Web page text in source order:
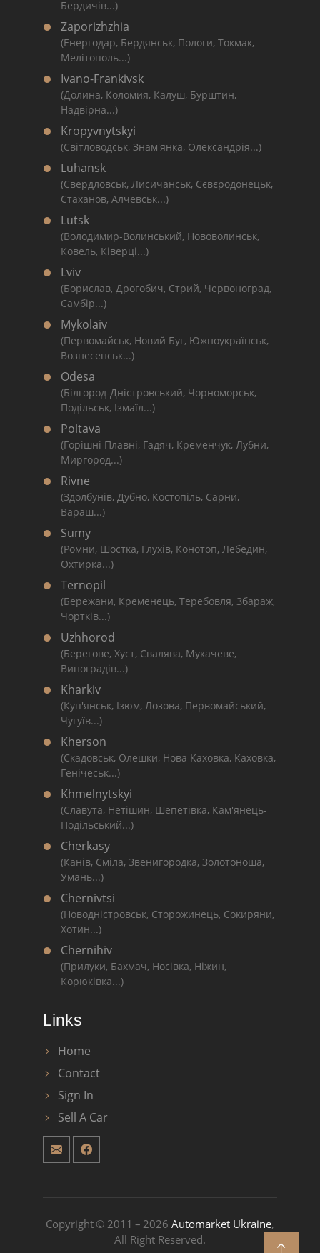
Бердичів...)
Zaporizhzhia
(Енергодар, Бердянськ, Пологи, Токмак,
Мелітополь...)
Ivano-Frankivsk
(Долина, Коломия, Калуш, Бурштин,
Надвірна...)
Kropyvnytskyi
(Світловодськ, Знам'янка, Олександрія...)
Luhansk
(Свердловськ, Лисичанськ, Сєвєродонецьк,
Стаханов, Алчевськ...)
Lutsk
(Володимир-Волинський, Нововолинськ,
Ковель, Ківерці...)
Lviv
(Борислав, Дрогобич, Стрий, Червоноград,
Самбір...)
Mykolaiv
(Первомайськ, Новий Буг, Южноукраїнськ,
Вознесенськ...)
Odesa
(Білгород-Дністровський, Чорноморськ,
Подільськ, Ізмаїл...)
Poltava
(Горішні Плавні, Гадяч, Кременчук, Лубни,
Миргород...)
Rivne
(Здолбунів, Дубно, Костопіль, Сарни,
Вараш...)
Sumy
(Ромни, Шостка, Глухів, Конотоп, Лебедин,
Охтирка...)
Ternopil
(Бережани, Кременець, Теребовля, Збараж,
Чортків...)
Uzhhorod
(Берегове, Хуст, Свалява, Мукачеве,
Виноградів...)
Kharkiv
(Куп'янськ, Ізюм, Лозова, Первомайський,
Чугуїв...)
Kherson
(Скадовськ, Олешки, Нова Каховка, Каховка,
Генічеськ...)
Khmelnytskyi
(Славута, Нетішин, Шепетівка, Кам'янець-
Подільський...)
Cherkasy
(Канів, Сміла, Звенигородка, Золотоноша,
Умань...)
Chernivtsi
(Новодністровськ, Сторожинець, Сокиряни,
Хотин...)
Chernihiv
(Прилуки, Бахмач, Носівка, Ніжин,
Корюківка...)
Links
Home
Contact
Sign In
Sell A Car
Copyright © 2011 – 2026 Automarket Ukraine,
All Right Reserved.